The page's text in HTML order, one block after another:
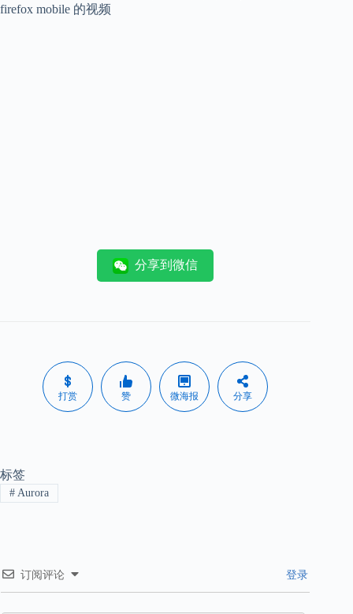
firefox mobile 的视频
分享到微信
打赏 赞 微海报 分享
标签
#Aurora
订阅评论 登录